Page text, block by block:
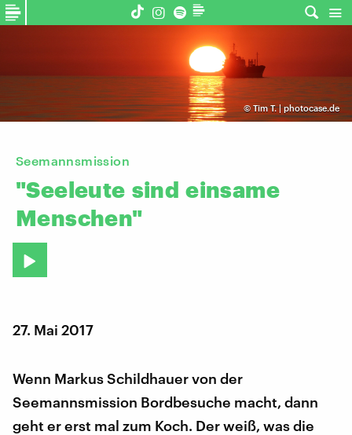
©Tim T. | photocase.de
Seemannsmission
"Seeleute sind einsame
Menschen"
27. Mai 2017
Wenn Markus Schildhauer von der
Seemannsmission Bordbesuche macht, dann
geht er erst mal zum Koch. Der weiß, was die